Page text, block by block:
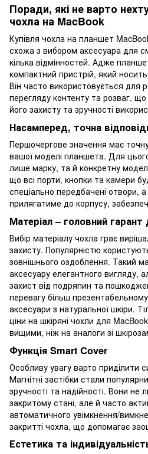
Поради, які не варто
чохла на MacBook
Купівля чохла на планшет
схожа з вибором аксесуара для
кілька відмінностей. Адже
компактний пристрій, який
Він часто використовується для
перегляду контенту та розваг,
його захисту та зручності
Насамперед, точна
Першочергове значення має точну
вашої моделі планшета. Для
лише марку, та й конкретну
що всі порти, кнопки та камери
спеціально передбачені отвори,
прилягатиме до корпусу,
Матеріал – головний гарант
Вибір матеріалу чохла грає
захисту. Популярністю
зовнішнього оздоблення. Такий
аксесуару елегантного вигляду,
захист від подряпин та
перевагу більш
аксесуари з натуральної шкіри.
ціни на шкіряні чохли для
вищими, ніж на аналоги зі
Функція Smart Cover
Особливу увагу варто приділити
Магнітні застібки стали
зручності та надійності. Вони
закритому стані, але й часто
автоматичного увімкнення/
закритті чохла, що допомагає
Естетика та